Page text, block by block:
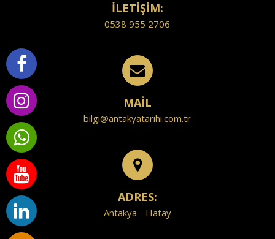
İLETİŞİM:
0538 955 2706
MAİL
bilgi@antakyatarihi.com.tr
ADRES:
Antakya - Hatay